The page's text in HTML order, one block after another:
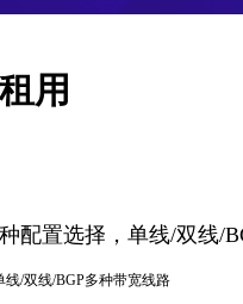
用
配置选择，单线/双线/
线/双线/BGP多种带宽线路